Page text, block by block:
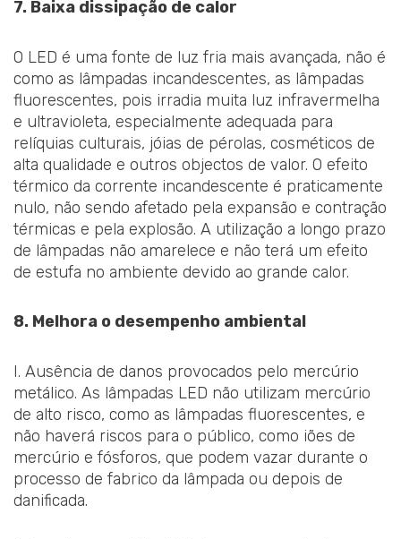
7. Baixa dissipação de calor
O LED é uma fonte de luz fria mais avançada, não é
como as lâmpadas incandescentes, as lâmpadas
fluorescentes, pois irradia muita luz infravermelha
e ultravioleta, especialmente adequada para
relíquias culturais, jóias de pérolas, cosméticos de
alta qualidade e outros objectos de valor. O efeito
térmico da corrente incandescente é praticamente
nulo, não sendo afetado pela expansão e contração
térmicas e pela explosão. A utilização a longo prazo
de lâmpadas não amarelece e não terá um efeito
de estufa no ambiente devido ao grande calor.
8. Melhora o desempenho ambiental
I. Ausência de danos provocados pelo mercúrio
metálico. As lâmpadas LED não utilizam mercúrio
de alto risco, como as lâmpadas fluorescentes, e
não haverá riscos para o público, como iões de
mercúrio e fósforos, que podem vazar durante o
processo de fabrico da lâmpada ou depois de
danificada.